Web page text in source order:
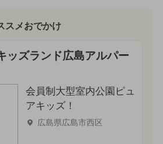
スメおでかけ
ッズランド広島アルパー
会員制大型室内公園ピュ
アキッズ！
広島県広島市西区